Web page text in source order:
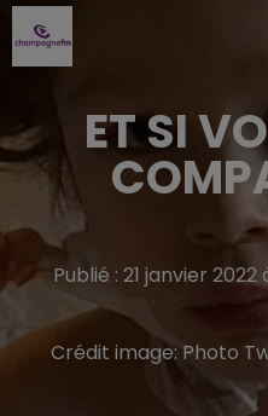
ET SI
Publié : 21 janvier
Crédit image: Photo